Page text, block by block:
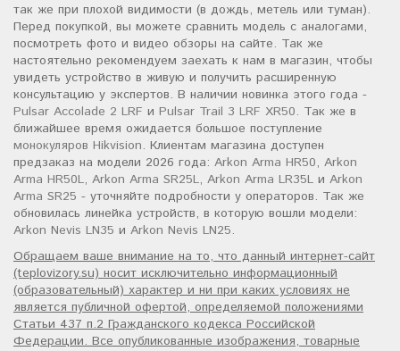
так же при плохой видимости (в дождь, метель или туман).
Перед покупкой, вы можете сравнить модель с аналогами,
посмотреть фото и видео обзоры на сайте. Так же
настоятельно рекомендуем заехать к нам в магазин, чтобы
увидеть устройство в живую и получить расширенную
консультацию у экспертов. В наличии новинка этого года -
Pulsar Accolade 2 LRF и Pulsar Trail 3 LRF XR50. Так же в
ближайшее время ожидается большое поступление
монокуляров Hikvision. Клиентам магазина доступен
предзаказ на модели 2026 года: Arkon Arma HR50, Arkon
Arma HR50L, Arkon Arma SR25L, Arkon Arma LR35L и Arkon
Arma SR25 - уточняйте подробности у операторов. Так же
обновилась линейка устройств, в которую вошли модели:
Arkon Nevis LN35 и Arkon Nevis LN25.
Обращаем ваше внимание на то, что данный интернет-сайт
(teplovizory.su) носит исключительно информационный
(образовательный) характер и ни при каких условиях не
является публичной офертой, определяемой положениями
Статьи 437 п.2 Гражданского кодекса Российской
Федерации. Все опубликованные изображения, товарные